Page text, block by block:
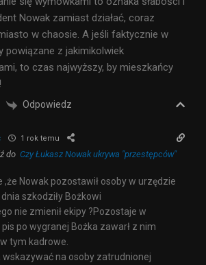
Nowak zamiast działać, coraz
w chaosie. A jeśli faktycznie w
powiązane z jakimikolwiek
to czas najwyższy, by mieszkańcy
Odpowiedz
1 rok temu
do Czy Łukasz Nowak ukrywa "przestępców"
Nowak pozostawił osoby w urzędzie
szkodziły Bożkowi
nie zmienił ekipy ?Pozostaje w
po wygranej Bożka zawarł z nim
tym kadrowe.
wskazywać na osoby zatrudnionej